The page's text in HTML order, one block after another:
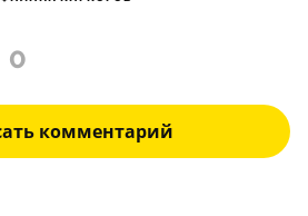
0
комментарий